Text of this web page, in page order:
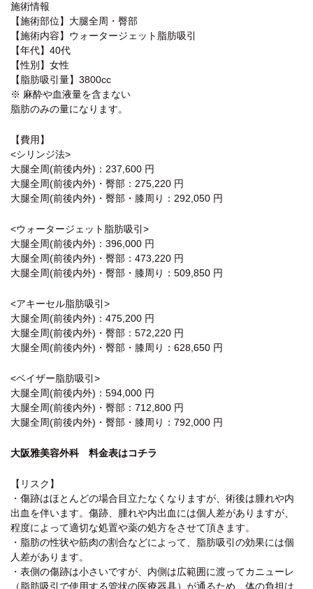
施術情報
【施術部位】大腿全周・臀部
【施術内容】ウォータージェット脂肪吸引
【年代】40代
【性別】女性
【脂肪吸引量】3800cc
※ 麻酔や血液量を含まない
脂肪のみの量になります。
【費用】
<シリンジ法>
大腿全周(前後内外)：237,600 円
大腿全周(前後内外)・臀部：275,220 円
大腿全周(前後内外)・臀部・膝周り：292,050 円
<ウォータージェット脂肪吸引>
大腿全周(前後内外)：396,000 円
大腿全周(前後内外)・臀部：473,220 円
大腿全周(前後内外)・臀部・膝周り：509,850 円
<アキーセル脂肪吸引>
大腿全周(前後内外)：475,200 円
大腿全周(前後内外)・臀部：572,220 円
大腿全周(前後内外)・臀部・膝周り：628,650 円
<ベイザー脂肪吸引>
大腿全周(前後内外)：594,000 円
大腿全周(前後内外)・臀部：712,800 円
大腿全周(前後内外)・臀部・膝周り：792,000 円
大阪雅美容外科 料金表はコチラ
【リスク】
・傷跡はほとんどの場合目立たなくなりますが、術後は腫れや内
出血を伴います。傷跡、腫れや内出血には個人差がありますが、
程度によって適切な処置や薬の処方をさせて頂きます。
・脂肪の性状や筋肉の割合などによって、脂肪吸引の効果には個
人差があります。
・表側の傷跡は小さいですが、内側は広範囲に渡ってカニューレ
（脂肪吸引で使用する管状の医療器具）が通るため、体の負担は